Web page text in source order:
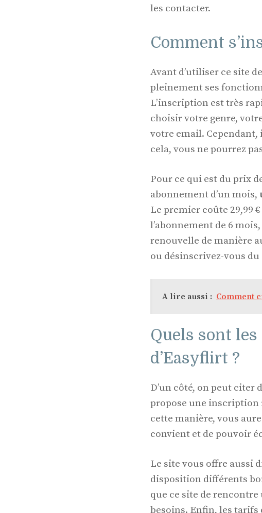
les contacter.
Comment
Avant d’utiliser ce site
pleinement ses
L’inscription est très
choisir votre genre,
votre email. Cependant,
cela, vous ne pourrez
Pour ce qui est du prix
abonnement d’un mois,
Le premier coûte 29,99
l’abonnement de 6
renouvelle de manière
ou désinscrivez-vous
A lire aussi : Comment
Quels sont
d’Easyflirt ?
D’un côté, on peut citer
propose une inscription
cette manière, vous
convient et de pouvoir
Le site vous offre aussi
disposition différents
que ce site de
besoins. Enfin, les tarifs